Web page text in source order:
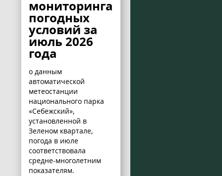
мониторинга
погодных
условий за
июль 2026
года
о данным
автоматической
метеостанции
национального парка
«Себежский»,
установленной в
Зеленом квартале,
погода в июле
соответствовала
средне-многолетним
показателям.